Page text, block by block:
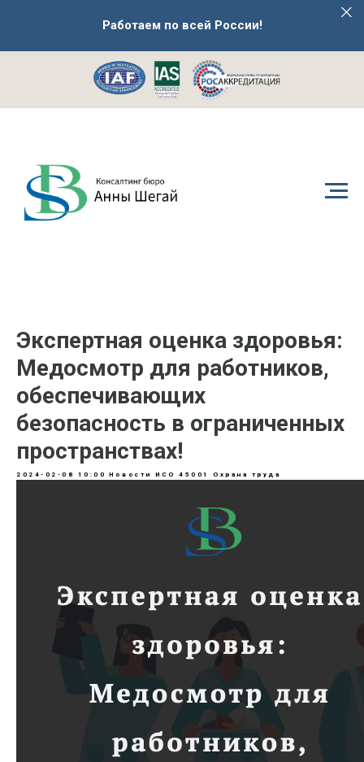
Работаем по всей России!
Экспертная оценка здоровья:
Медосмотр для работников,
обеспечивающих
безопасность в ограниченных
пространствах!
2024-02-08 10:00 Новости ИСО 45001 Охрана труда